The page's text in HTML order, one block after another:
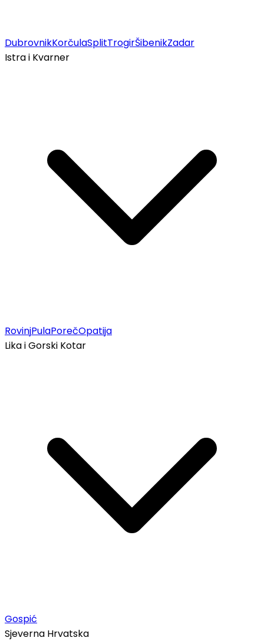
DubrovnikKorčulaSplitTrogirŠibenikZadar
Istra i Kvarner
RovinjPulaPorečOpatija
Lika i Gorski Kotar
Gospić
Sjeverna Hrvatska